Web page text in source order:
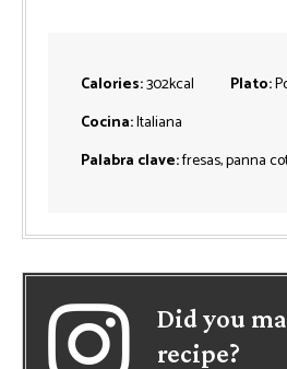
Calories:302kcal Plato:
Cocina:Italiana
Palabra clave:fresas, panna
Did you
recipe?